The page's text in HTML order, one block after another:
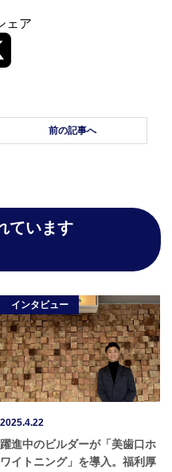
ェア
前の記事へ
ています
インタビュー
2025.4.22
躍進中のビルダーが「美歯口ホ
ワイトニング」を導入。福利厚